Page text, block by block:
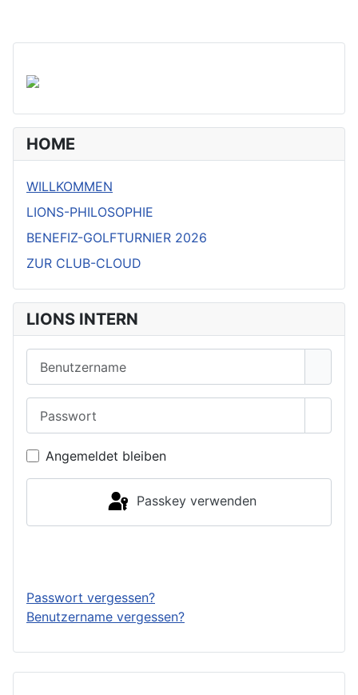
HOME
WILLKOMMEN
LIONS-PHILOSOPHIE
BENEFIZ-GOLFTURNIER 2026
ZUR CLUB-CLOUD
LIONS INTERN
Angemeldet bleiben
Passkey verwenden
Passwort vergessen?
Benutzername vergessen?